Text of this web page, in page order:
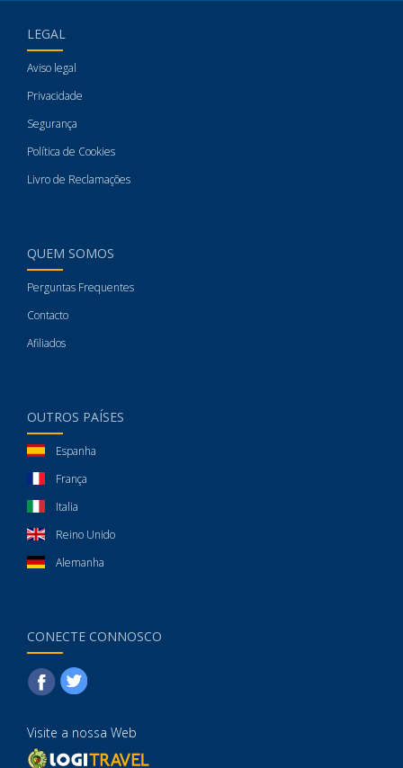
LEGAL
Aviso legal
Privacidade
Segurança
Política de Cookies
Livro de Reclamações
QUEM SOMOS
Perguntas Frequentes
Contacto
Afiliados
OUTROS PAÍSES
Espanha
França
Italia
Reino Unido
Alemanha
CONECTE CONNOSCO
Visite a nossa Web